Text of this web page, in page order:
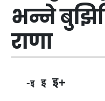
भन्ने
राणा
-इ इ इ+